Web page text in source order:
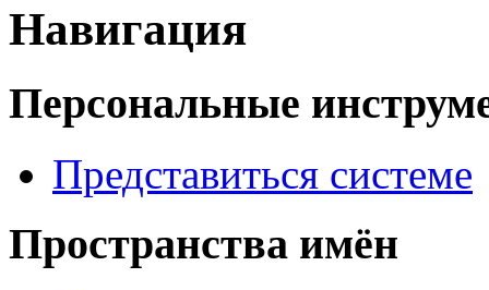
Навигация
Персональные
Представиться системе
Пространства имён